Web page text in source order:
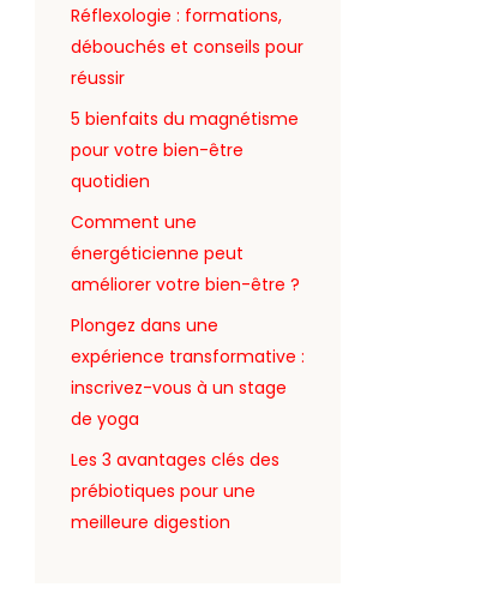
Réflexologie : formations,
débouchés et conseils pour
réussir
5 bienfaits du magnétisme
pour votre bien-être
quotidien
Comment une
énergéticienne peut
améliorer votre bien-être ?
Plongez dans une
expérience transformative :
inscrivez-vous à un stage
de yoga
Les 3 avantages clés des
prébiotiques pour une
meilleure digestion